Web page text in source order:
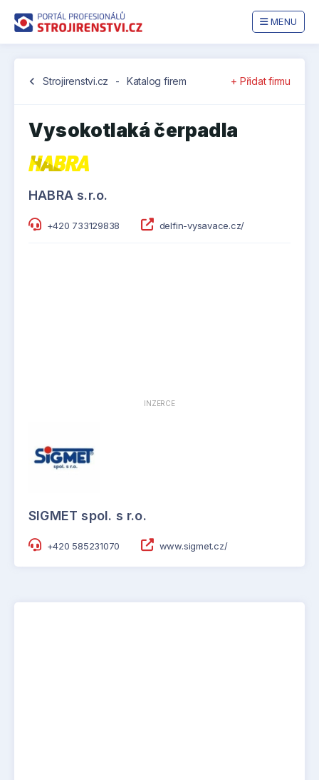
MENU
chevron_left Strojirenstvi.cz - Katalog firem + Přidat firmu
Vysokotlaká čerpadla
HABRA s.r.o.
+420 733129838 delfin-vysavace.cz/
INZERCE
SIGMET spol. s r.o.
+420 585231070 www.sigmet.cz/